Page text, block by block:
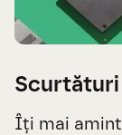
Îți mai